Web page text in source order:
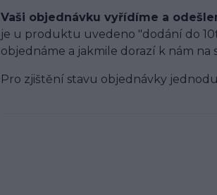
Vaši objednávku vyřídíme a
je u produktu uvedeno "dodání do
objednáme a jakmile dorazí k nám na
Pro zjištění stavu objednávky